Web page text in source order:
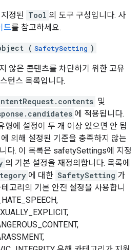
정된 Tool 의 도구 구성입니다. 사
드를 참고하세요.
( SafetySetting )
않은 콘텐츠를 차단하기 위한 고유
턴스 목록입니다.
및
에 적용됩니다.
형에 설정이 두 개 이상 있으면 안 됩
의해 설정된 기준을 충족하지 않는
다. 이 목록은 safetySettings에 지정
의 기본 설정을 재정의합니다. 목록에
에 대한 SafetySetting 가
고리의 기본 안전 설정을 사용합니